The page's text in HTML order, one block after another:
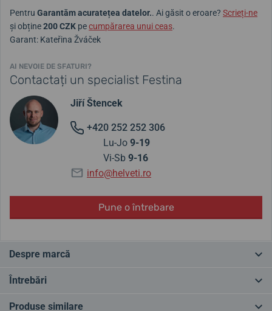
Pentru Garantăm acuratețea datelor.. Ai găsit o eroare? Scrieți-ne
și obține200 CZK pecumpărarea unui ceas.
Garant: Kateřina Žváček
AI NEVOIE DE SFATURI?
Contactați un specialist Festina
Jiří Štencek
+420 252 252 306
Lu-Jo 9-19
Vi-Sb 9-16
info@helveti.ro
Pune o întrebare
Despre marcă
Rădăcinile mărcii Festina datează din Elveția, în 1902, unde a fost
intermediul mai multor proprietari. Cu toate acestea, o parte din
Întrebări
Produse similare